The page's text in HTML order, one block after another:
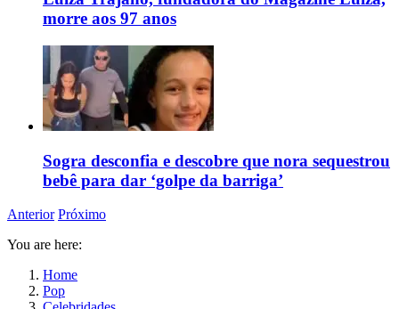
morre aos 97 anos
Sogra desconfia e descobre que nora sequestrou
bebê para dar ‘golpe da barriga’
Anterior Próximo
You are here:
Home
Pop